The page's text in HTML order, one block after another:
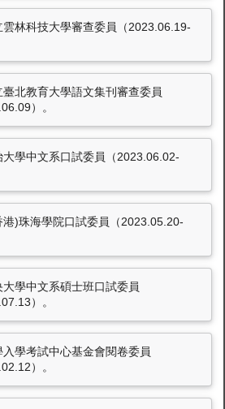
林科技大學審查委員（2023.06.19-
北教育大學語文集刊審查委員
）。
學中文系口試委員（2023.06.02-
)珠海學院口試委員（2023.05.20-
學中文系碩士班口試委員
）。
學考試中心基金會閱卷委員
）。